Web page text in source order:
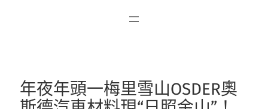
年夜年頭一梅里雪山OSDER奧